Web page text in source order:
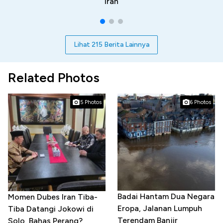
Lihat 215 Berita Lainnya
Related Photos
5 Photos
Momen Dubes Iran Tiba-
Tiba Datangi Jokowi di
Solo, Bahas Perang?
6 Photos
Badai Hantam Dua Negara
Eropa, Jalanan Lumpuh
Terendam Banjir